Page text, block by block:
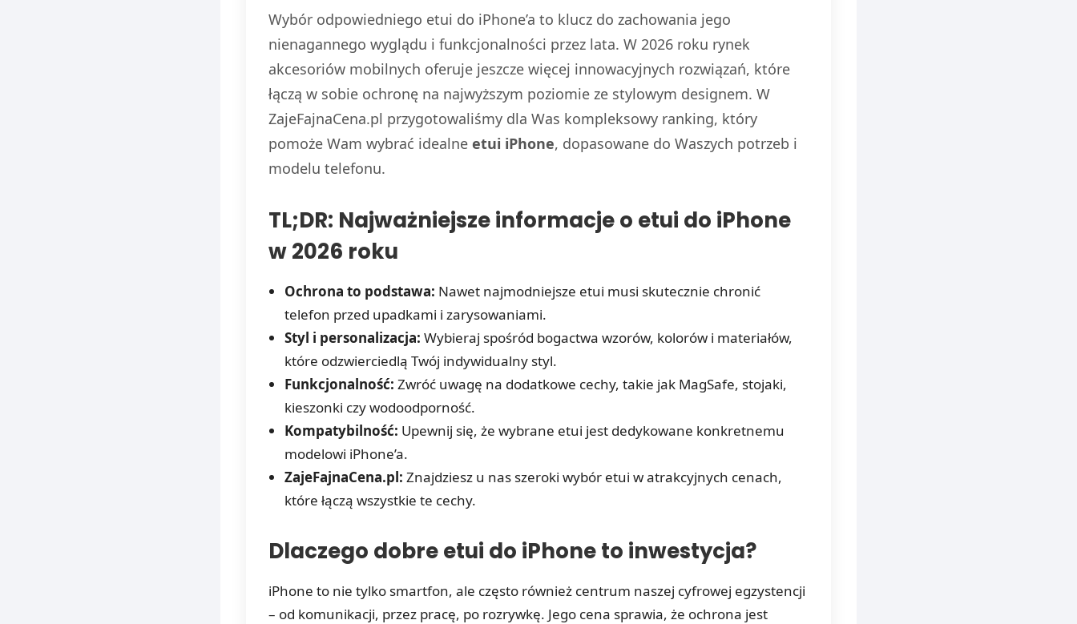
Wybór odpowiedniego etui do iPhone’a to klucz do zachowania jego
nienagannego wyglądu i funkcjonalności przez lata. W 2026 roku rynek
akcesoriów mobilnych oferuje jeszcze więcej innowacyjnych rozwiązań, które
łączą w sobie ochronę na najwyższym poziomie ze stylowym designem. W
ZajeFajnaCena.pl przygotowaliśmy dla Was kompleksowy ranking, który
pomoże Wam wybrać idealne etui iPhone, dopasowane do Waszych potrzeb i
modelu telefonu.
TL;DR: Najważniejsze informacje o etui do iPhone
w 2026 roku
Ochrona to podstawa: Nawet najmodniejsze etui musi skutecznie chronić
telefon przed upadkami i zarysowaniami.
Styl i personalizacja: Wybieraj spośród bogactwa wzorów, kolorów i materiałów,
które odzwierciedlą Twój indywidualny styl.
Funkcjonalność: Zwróć uwagę na dodatkowe cechy, takie jak MagSafe, stojaki,
kieszonki czy wodoodporność.
Kompatybilność: Upewnij się, że wybrane etui jest dedykowane konkretnemu
modelowi iPhone’a.
ZajeFajnaCena.pl: Znajdziesz u nas szeroki wybór etui w atrakcyjnych cenach,
które łączą wszystkie te cechy.
Dlaczego dobre etui do iPhone to inwestycja?
iPhone to nie tylko smartfon, ale często również centrum naszej cyfrowej egzystencji
– od komunikacji, przez pracę, po rozrywkę. Jego cena sprawia, że ochrona jest